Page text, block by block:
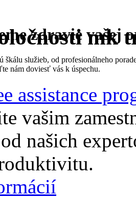
zdravie vašej
škálu služieb, od profesionálneho
nám doviesť vás k úspechu.
mk
assistance
vašim
našich